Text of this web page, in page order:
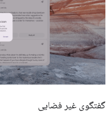
گفتگوی غیر فضایی